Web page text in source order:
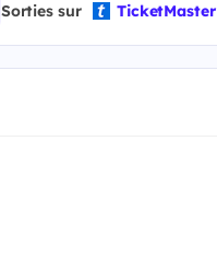
Sorties sur TicketMaster